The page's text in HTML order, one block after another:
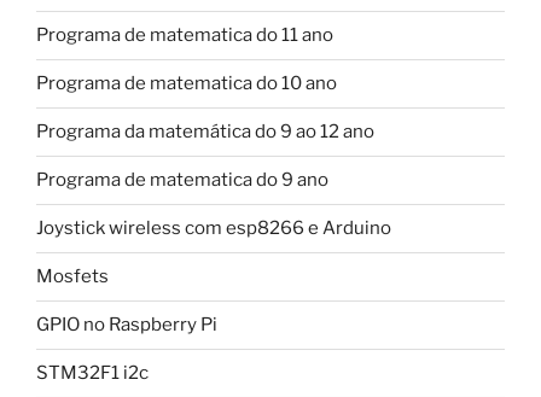
Programa de matematica do 11 ano
Programa de matematica do 10 ano
Programa da matemática do 9 ao 12 ano
Programa de matematica do 9 ano
Joystick wireless com esp8266 e Arduino
Mosfets
GPIO no Raspberry Pi
STM32F1 i2c